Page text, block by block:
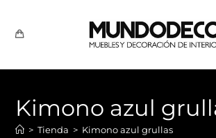
Kimono azul
> Tienda > Kimono azul grullas